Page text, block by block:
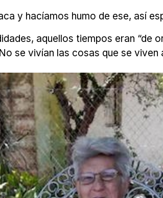
y hacíamos humo de ese, así
aquellos tiempos eran “de
se vivían las cosas que se viven